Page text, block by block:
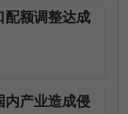
配额调整达成
内产业造成侵